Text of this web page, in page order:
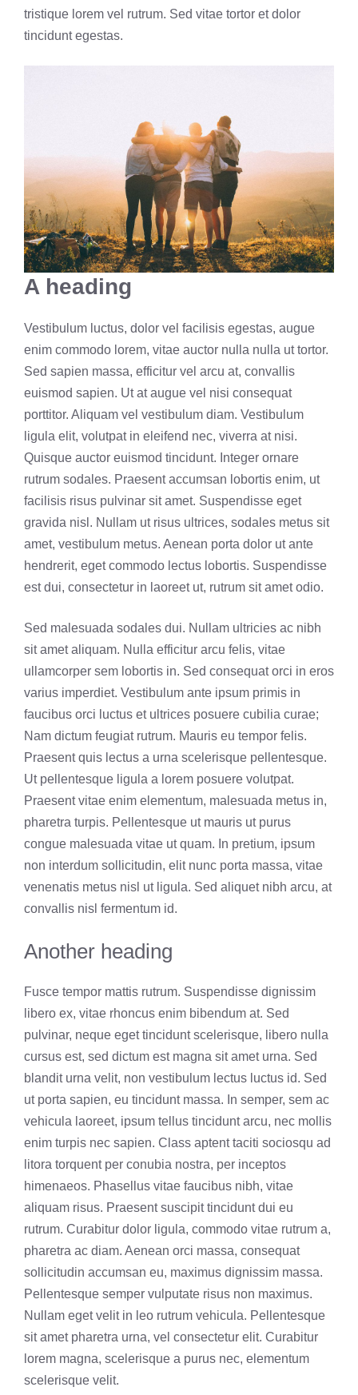
tristique lorem vel rutrum. Sed vitae tortor et dolor
tincidunt egestas.
A heading
Vestibulum luctus, dolor vel facilisis egestas, augue
enim commodo lorem, vitae auctor nulla nulla ut tortor.
Sed sapien massa, efficitur vel arcu at, convallis
euismod sapien. Ut at augue vel nisi consequat
porttitor. Aliquam vel vestibulum diam. Vestibulum
ligula elit, volutpat in eleifend nec, viverra at nisi.
Quisque auctor euismod tincidunt. Integer ornare
rutrum sodales. Praesent accumsan lobortis enim, ut
facilisis risus pulvinar sit amet. Suspendisse eget
gravida nisl. Nullam ut risus ultrices, sodales metus sit
amet, vestibulum metus. Aenean porta dolor ut ante
hendrerit, eget commodo lectus lobortis. Suspendisse
est dui, consectetur in laoreet ut, rutrum sit amet odio.
Sed malesuada sodales dui. Nullam ultricies ac nibh
sit amet aliquam. Nulla efficitur arcu felis, vitae
ullamcorper sem lobortis in. Sed consequat orci in eros
varius imperdiet. Vestibulum ante ipsum primis in
faucibus orci luctus et ultrices posuere cubilia curae;
Nam dictum feugiat rutrum. Mauris eu tempor felis.
Praesent quis lectus a urna scelerisque pellentesque.
Ut pellentesque ligula a lorem posuere volutpat.
Praesent vitae enim elementum, malesuada metus in,
pharetra turpis. Pellentesque ut mauris ut purus
congue malesuada vitae ut quam. In pretium, ipsum
non interdum sollicitudin, elit nunc porta massa, vitae
venenatis metus nisl ut ligula. Sed aliquet nibh arcu, at
convallis nisl fermentum id.
Another heading
Fusce tempor mattis rutrum. Suspendisse dignissim
libero ex, vitae rhoncus enim bibendum at. Sed
pulvinar, neque eget tincidunt scelerisque, libero nulla
cursus est, sed dictum est magna sit amet urna. Sed
blandit urna velit, non vestibulum lectus luctus id. Sed
ut porta sapien, eu tincidunt massa. In semper, sem ac
vehicula laoreet, ipsum tellus tincidunt arcu, nec mollis
enim turpis nec sapien. Class aptent taciti sociosqu ad
litora torquent per conubia nostra, per inceptos
himenaeos. Phasellus vitae faucibus nibh, vitae
aliquam risus. Praesent suscipit tincidunt dui eu
rutrum. Curabitur dolor ligula, commodo vitae rutrum a,
pharetra ac diam. Aenean orci massa, consequat
sollicitudin accumsan eu, maximus dignissim massa.
Pellentesque semper vulputate risus non maximus.
Nullam eget velit in leo rutrum vehicula. Pellentesque
sit amet pharetra urna, vel consectetur elit. Curabitur
lorem magna, scelerisque a purus nec, elementum
scelerisque velit.